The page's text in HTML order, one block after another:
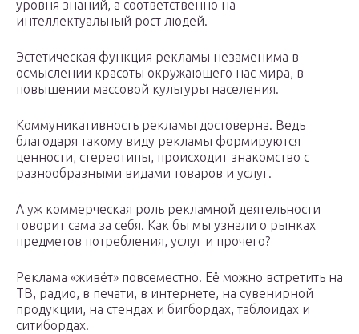
уровня знаний, а соответственно на
интеллектуальный рост людей.
Эстетическая функция рекламы незаменима в
осмыслении красоты окружающего нас мира, в
повышении массовой культуры населения.
Коммуникативность рекламы достоверна. Ведь
благодаря такому виду рекламы формируются
ценности, стереотипы, происходит знакомство с
разнообразными видами товаров и услуг.
А уж коммерческая роль рекламной деятельности
говорит сама за себя. Как бы мы узнали о рынках
предметов потребления, услуг и прочего?
Реклама «живёт» повсеместно. Её можно встретить на
ТВ, радио, в печати, в интернете, на сувенирной
продукции, на стендах и бигбордах, таблоидах и
ситибордах.